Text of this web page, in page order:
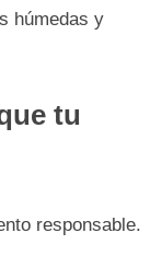
húmedas y
tu
responsable.